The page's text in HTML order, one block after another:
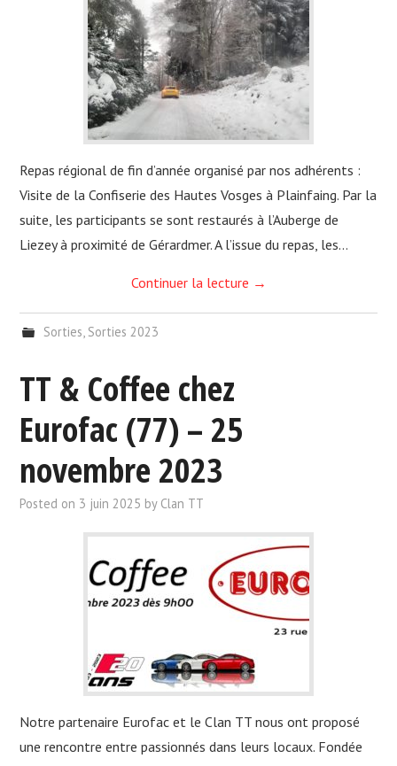
Repas régional de fin d’année organisé par nos adhérents :
Visite de la Confiserie des Hautes Vosges à Plainfaing. Par la
suite, les participants se sont restaurés à l’Auberge de
Liezey à proximité de Gérardmer. A l’issue du repas, les…
Continuer la lecture →
Sorties, Sorties 2023
TT & Coffee chez
Eurofac (77) – 25
novembre 2023
Posted on 3 juin 2025 by Clan TT
Notre partenaire Eurofac et le Clan TT nous ont proposé
une rencontre entre passionnés dans leurs locaux. Fondée